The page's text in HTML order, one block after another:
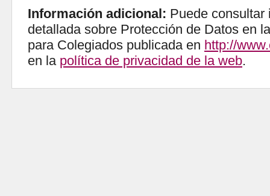
Información adicional: Puede consultar
detallada sobre Protección de Datos en
para Colegiados publicada en http://
en la política de privacidad de la web.